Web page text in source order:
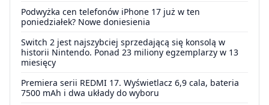
Podwyżka cen telefonów iPhone 17 już w ten
poniedziałek? Nowe doniesienia
Switch 2 jest najszybciej sprzedającą się konsolą w
historii Nintendo. Ponad 23 miliony egzemplarzy w 13
miesięcy
Premiera serii REDMI 17. Wyświetlacz 6,9 cala, bateria
7500 mAh i dwa układy do wyboru